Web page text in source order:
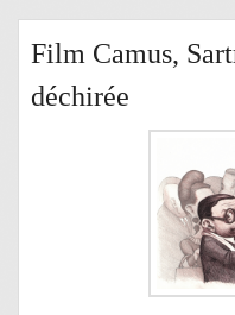
Film Camus,
déchirée